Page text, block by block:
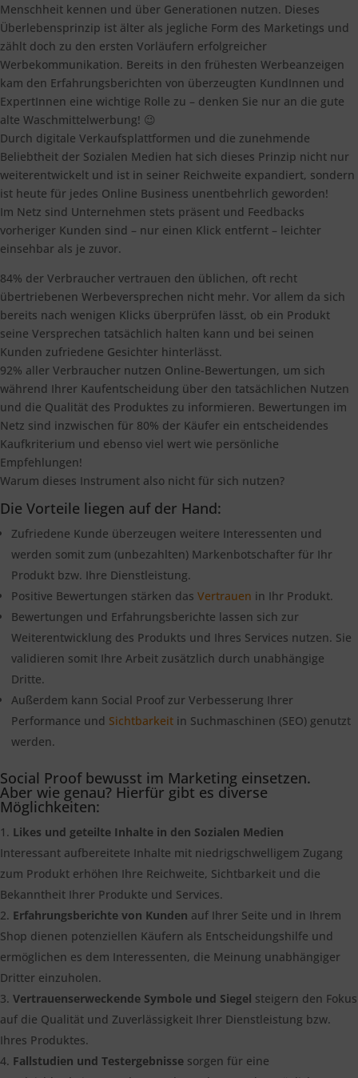
Menschheit kennen und über Generationen nutzen. Dieses
Überlebensprinzip ist älter als jegliche Form des Marketings und
zählt doch zu den ersten Vorläufern erfolgreicher
Werbekommunikation. Bereits in den frühesten Werbeanzeigen
kam den Erfahrungsberichten von überzeugten KundInnen und
ExpertInnen eine wichtige Rolle zu – denken Sie nur an die gute
alte Waschmittelwerbung! 😉
Durch digitale Verkaufsplattformen und die zunehmende
Beliebtheit der Sozialen Medien hat sich dieses Prinzip nicht nur
weiterentwickelt und ist in seiner Reichweite expandiert, sondern
ist heute für jedes Online Business unentbehrlich geworden!
Im Netz sind Unternehmen stets präsent und Feedbacks
vorheriger Kunden sind – nur einen Klick entfernt – leichter
einsehbar als je zuvor.
84% der Verbraucher vertrauen den üblichen, oft recht
übertriebenen Werbeversprechen nicht mehr. Vor allem da sich
bereits nach wenigen Klicks überprüfen lässt, ob ein Produkt
seine Versprechen tatsächlich halten kann und bei seinen
Kunden zufriedene Gesichter hinterlässt.
92% aller Verbraucher nutzen Online-Bewertungen, um sich
während Ihrer Kaufentscheidung über den tatsächlichen Nutzen
und die Qualität des Produktes zu informieren. Bewertungen im
Netz sind inzwischen für 80% der Käufer ein entscheidendes
Kaufkriterium und ebenso viel wert wie persönliche
Empfehlungen!
Warum dieses Instrument also nicht für sich nutzen?
Die Vorteile liegen auf der Hand:
Zufriedene Kunde überzeugen weitere Interessenten und
werden somit zum (unbezahlten) Markenbotschafter für Ihr
Produkt bzw. Ihre Dienstleistung.
Positive Bewertungen stärken das Vertrauen in Ihr Produkt.
Bewertungen und Erfahrungsberichte lassen sich zur
Weiterentwicklung des Produkts und Ihres Services nutzen. Sie
validieren somit Ihre Arbeit zusätzlich durch unabhängige
Dritte.
Außerdem kann Social Proof zur Verbesserung Ihrer
Performance und Sichtbarkeit in Suchmaschinen (SEO) genutzt
werden.
Social Proof bewusst im Marketing einsetzen.
Aber wie genau? Hierfür gibt es diverse
Möglichkeiten:
Likes und geteilte Inhalte in den Sozialen Medien
Interessant aufbereitete Inhalte mit niedrigschwelligem Zugang
zum Produkt erhöhen Ihre Reichweite, Sichtbarkeit und die
Bekanntheit Ihrer Produkte und Services.
Erfahrungsberichte von Kunden auf Ihrer Seite und in Ihrem
Shop dienen potenziellen Käufern als Entscheidungshilfe und
ermöglichen es dem Interessenten, die Meinung unabhängiger
Dritter einzuholen.
Vertrauenserweckende Symbole und Siegel steigern den Fokus
auf die Qualität und Zuverlässigkeit Ihrer Dienstleistung bzw.
Ihres Produktes.
Fallstudien und Testergebnisse sorgen für eine